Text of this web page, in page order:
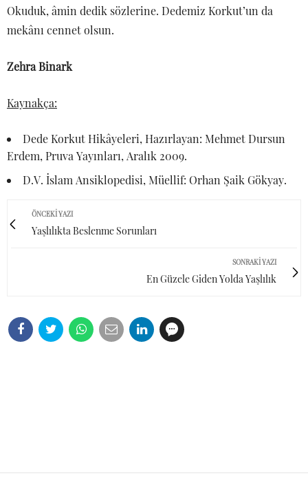
Okuduk, âmin dedik sözlerine. Dedemiz Korkut’un da
mekânı cennet olsun.
Zehra Binark
Kaynakça:
Dede Korkut Hikâyeleri, Hazırlayan: Mehmet Dursun
Erdem, Pruva Yayınları, Aralık 2009.
D.V. İslam Ansiklopedisi, Müellif: Orhan Şaik Gökyay.
ÖNCEKI YAZI
Yaşlılıkta Beslenme Sorunları
SONRAKI YAZI
En Güzele Giden Yolda Yaşlılık